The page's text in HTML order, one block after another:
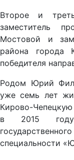
Второе и
заместитель
Мостовой и
района города
победителя
Родом Юрий
уже семь лет
Кирово-Чепецкую
в 2015 году
специальности